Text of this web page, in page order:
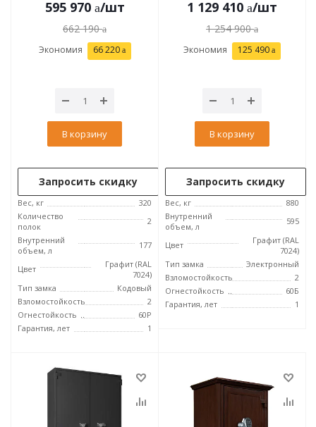
595 970 /шт
662 190
Экономия 66 220
В корзину
Запросить скидку
Вес, кг
320
Количество
полок
2
Внутренний
объем, л
177
Цвет
Графит (RAL
7024)
Тип замка
Кодовый
Взломостойкость
2
Огнестойкость
60P
Гарантия, лет
1
1 129 410 /шт
1 254 900
Экономия 125 490
В корзину
Запросить скидку
Вес, кг
880
Внутренний
объем, л
595
Цвет
Графит (RAL
7024)
Тип замка
Электронный
Взломостойкость
2
Огнестойкость
60Б
Гарантия, лет
1